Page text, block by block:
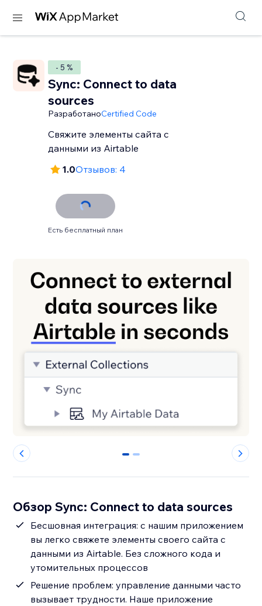
- 5 %
Sync: Connect to data
sources
РазработаноCertified Code
Свяжите элементы сайта с
данными из Airtable
1.0Отзывов: 4
Есть бесплатный план
0 1
Обзор Sync: Connect to data sources
Бесшовная интеграция: с нашим приложением
вы легко свяжете элементы своего сайта с
данными из Airtable. Без сложного кода и
утомительных процессов
Решение проблем: управление данными часто
вызывает трудности. Наше приложение